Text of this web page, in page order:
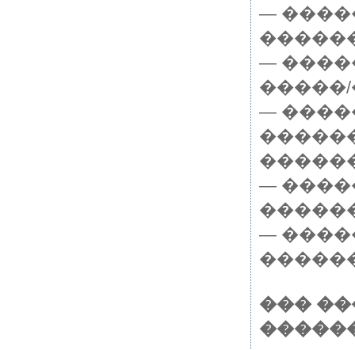
—
—
—
—
—
���